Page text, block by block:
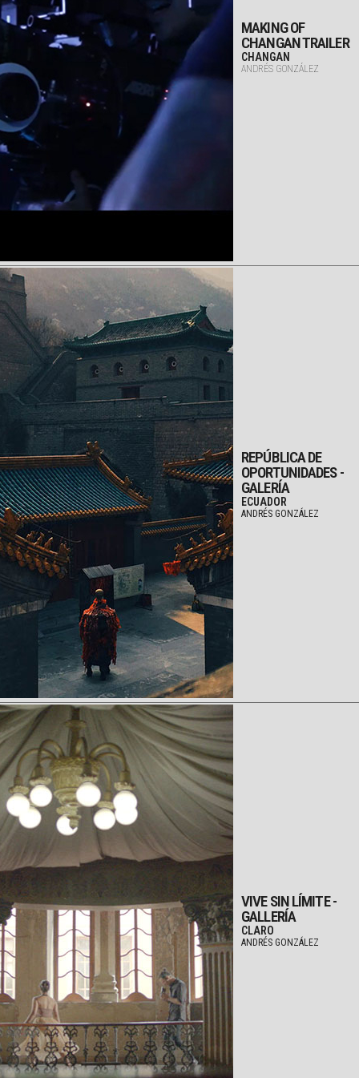
MAKING OF
CHANGAN TRAILER
CHANGAN
ANDRÉS GONZÁLEZ
REPÚBLICA DE
OPORTUNIDADES -
GALERÍA
ECUADOR
ANDRÉS GONZÁLEZ
VIVE SIN LÍMITE -
GALLERÍA
CLARO
ANDRÉS GONZÁLEZ